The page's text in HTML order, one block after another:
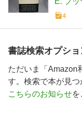
4
書誌検索オプシ
ただいま「Amazon
す。検索で本が見
こちらのお知らせを